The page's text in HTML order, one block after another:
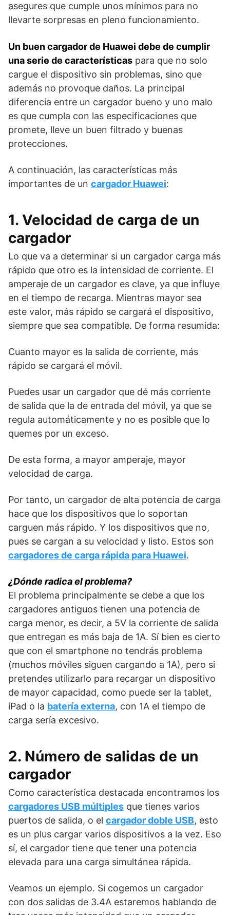
asegures que cumple unos mínimos para no
llevarte sorpresas en pleno funcionamiento.
Un buen cargador de Huawei debe de cumplir
una serie de características para que no solo
cargue el dispositivo sin problemas, sino que
además no provoque daños. La principal
diferencia entre un cargador bueno y uno malo
es que cumpla con las especificaciones que
promete, lleve un buen filtrado y buenas
protecciones.
A continuación, las características más
importantes de un cargador Huawei:
1. Velocidad de carga de un
cargador
Lo que va a determinar si un cargador carga más
rápido que otro es la intensidad de corriente. El
amperaje de un cargador es clave, ya que influye
en el tiempo de recarga. Mientras mayor sea
este valor, más rápido se cargará el dispositivo,
siempre que sea compatible. De forma resumida:
Cuanto mayor es la salida de corriente, más
rápido se cargará el móvil.
Puedes usar un cargador que dé más corriente
de salida que la de entrada del móvil, ya que se
regula automáticamente y no es posible que lo
quemes por un exceso.
De esta forma, a mayor amperaje, mayor
velocidad de carga.
Por tanto, un cargador de alta potencia de carga
hace que los dispositivos que lo soportan
carguen más rápido. Y los dispositivos que no,
pues se cargan a su velocidad y listo. Estos son
cargadores de carga rápida para Huawei.
¿Dónde radica el problema?
El problema principalmente se debe a que los
cargadores antiguos tienen una potencia de
carga menor, es decir, a 5V la corriente de salida
que entregan es más baja de 1A. Sí bien es cierto
que con el smartphone no tendrás problema
(muchos móviles siguen cargando a 1A), pero si
pretendes utilizarlo para recargar un dispositivo
de mayor capacidad, como puede ser la tablet,
iPad o la batería externa, con 1A el tiempo de
carga sería excesivo.
2. Número de salidas de un
cargador
Como característica destacada encontramos los
cargadores USB múltiples que tienes varios
puertos de salida, o el cargador doble USB, esto
es un plus cargar varios dispositivos a la vez. Eso
sí, el cargador tiene que tener una potencia
elevada para una carga simultánea rápida.
Veamos un ejemplo. Si cogemos un cargador
con dos salidas de 3.4A estaremos hablando de